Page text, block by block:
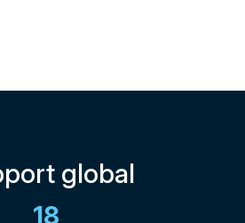
global
18